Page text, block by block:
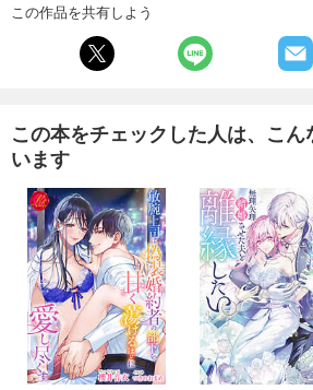
この作品を共有しよう
この本をチェックした人は、こ
います